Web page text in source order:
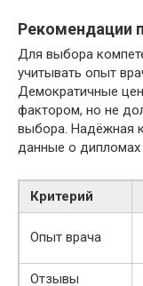
Рекомендации
Для выбора
учитывать опыт
Демократичные
фактором, но не
выбора. Надёжная
данные о дипломах
Критерий
Опыт врача
Отзывы